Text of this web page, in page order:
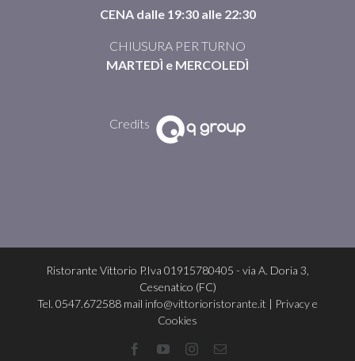
CENA dalle 19:30 alle 22:30
CHIUSURA PER TURNO
MARTEDÌ e MERCOLEDÌ
Credits
Ristorante Vittorio P.Iva 01915780405 - via A. Doria 3,
Cesenatico (FC)
Tel. 0547.672588 mail info@vittorioristorante.it | Privacy e
Cookies
Facebook
YoutubeInstagram
Email